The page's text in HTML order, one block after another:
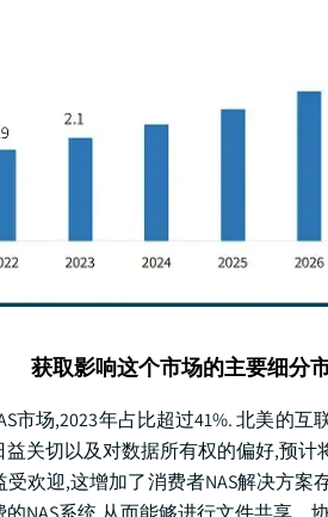
获取影响这个市场的主要细分
市场,2023年占比超过41%. 北美的
关切以及对数据所有权的偏好,预
欢迎,这增加了消费者NAS解决方